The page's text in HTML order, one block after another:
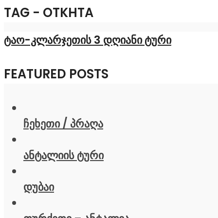
TAG - OTKHTA
ტაო-კლარჯეთის 3 დღიანი ტური
FEATURED POSTS
ჩეხეთი / პრაღა
ანტალიის ტური
დუბაი